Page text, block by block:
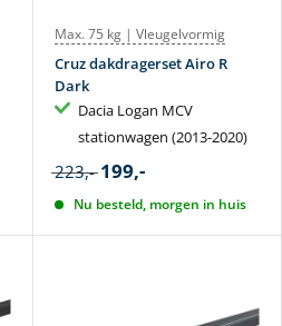
Max. 75 kg | Vleugelvormig
Cruz dakdragerset Airo R
Dark
Dacia Logan MCV
stationwagen (2013-2020)
223,- 199,-
Nu besteld, morgen in huis